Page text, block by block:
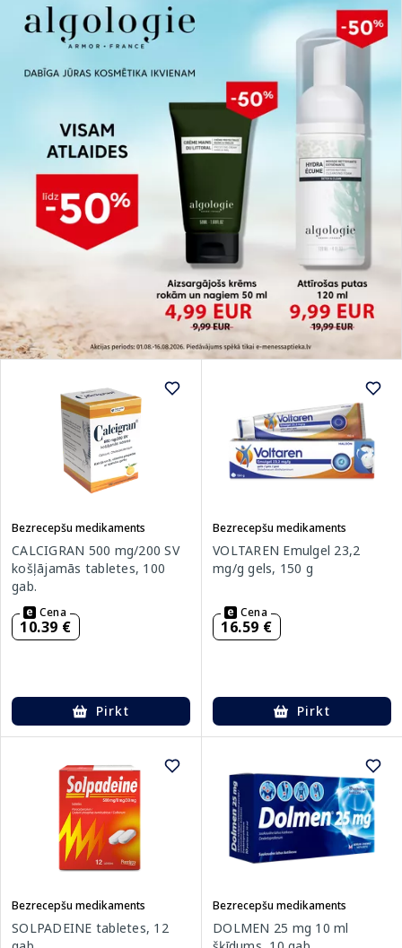
Bezrecepšu medikaments
CALCIGRAN 500 mg/200 SV
košļājamās tabletes, 100
gab.
Cena
10.39 €
Pirkt
Bezrecepšu medikaments
VOLTAREN Emulgel 23,2
mg/g gels, 150 g
Cena
16.59 €
Pirkt
Bezrecepšu medikaments
SOLPADEINE tabletes, 12
Bezrecepšu medikaments
DOLMEN 25 mg 10 ml